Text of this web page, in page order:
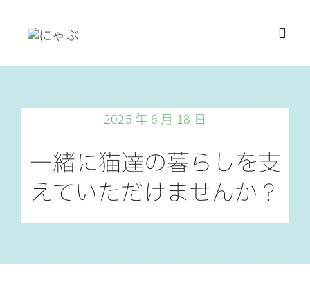
譲渡会
ご寄付
2025 年 6 月 18 日
一緒に猫達の暮らしを支
えていただけませんか？